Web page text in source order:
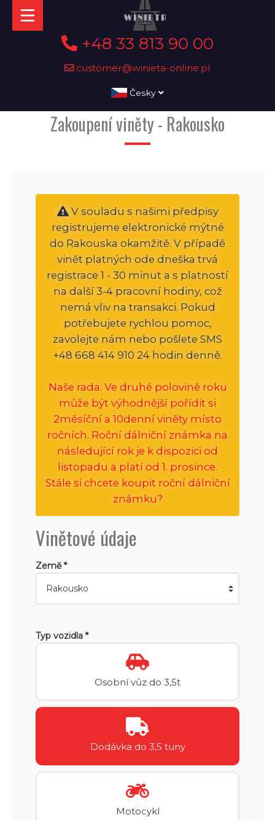
+48 33 813 90 00
customer@winieta-online.pl
Česky
Zakoupení viněty - Rakousko
V souladu s našimi předpisy
registrujeme elektronické mýtné
do Rakouska okamžitě. V případě
vinět platných ode dneška trvá
registrace 1 - 30 minut a s platností
na další 3-4 pracovní hodiny, což
nemá vliv na transakci. Pokud
potřebujete rychlou pomoc,
zavolejte nám nebo pošlete SMS
+48 668 414 910 24 hodin denně.
Naše rada: Ve druhé polovině roku
může být výhodnější pořídit si
2měsíční a 10denní viněty místo
ročních. Roční dálniční známka na
následující rok je k dispozici od
listopadu a platí od 1. prosince.
Stále si chcete koupit roční dálniční
známku?
Vinětové údaje
Země *
Typ vozidla *
Osobní vůz do 3,5t
Dodávka do 3,5 tuny
Motocykl